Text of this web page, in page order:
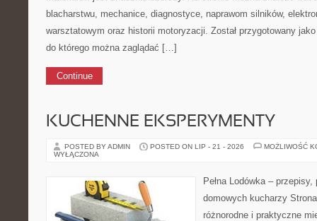
blacharstwu, mechanice, diagnostyce, naprawom silników,
warsztatowym oraz historii motoryzacji. Został przygotowany
do którego można zaglądać […]
Continue
KUCHENNE EKSPERYMENTY
POSTED BY ADMIN POSTED ON LIP - 21 - 2026
MOŻLIWOŚĆ
WYŁĄCZONA
Pełna Lodówka –
domowych kucharzy
różnorodne i praktyczne